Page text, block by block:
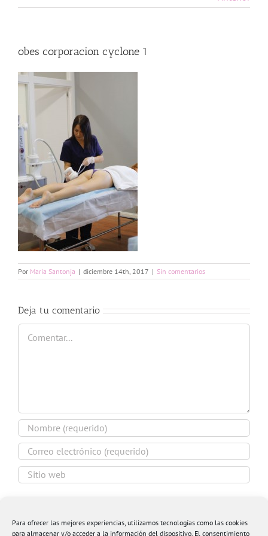
Para ofrecer las mejores experiencias, utilizamos tecnologías como las cookies
para almacenar y/o acceder a la información del dispositivo. El consentimiento
obes corporacion cyclone 1
Por Maria Santonja | diciembre 14th, 2017 | Sin comentarios
Deja tu comentario
Comentar
navegador para la próxima vez que comente.